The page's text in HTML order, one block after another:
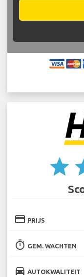
star
credit_card PRIJS
timer GEM. WACHTEN
directions_car AUTOKWALITEIT